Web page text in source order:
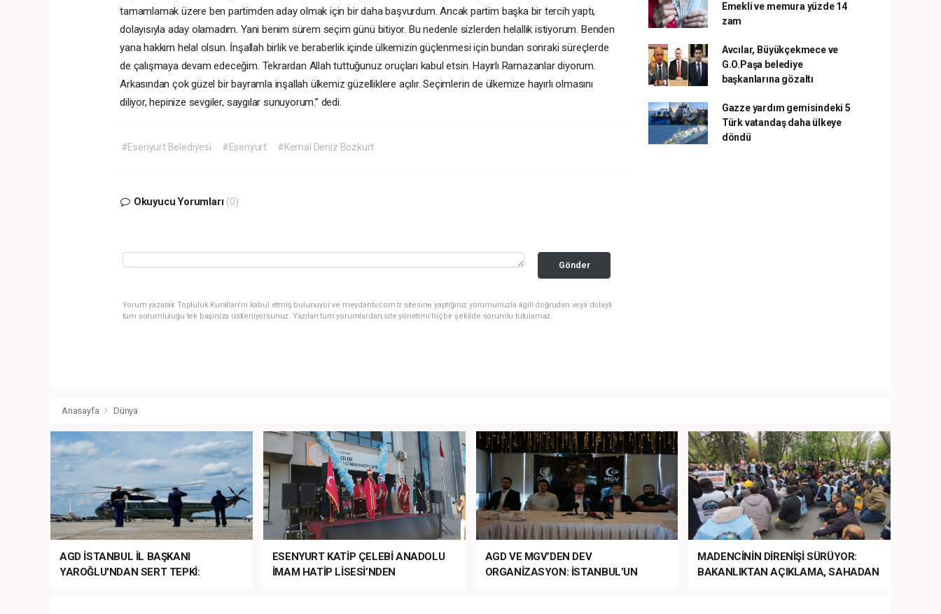
tamamlamak üzere ben partimden aday olmak için bir daha başvurdum. Ancak partim başka bir tercih yaptı,
dolayısıyla aday olamadım. Yani benim sürem seçim günü bitiyor. Bu nedenle sizlerden helallik istiyorum. Benden
yana hakkım helal olsun. İnşallah birlik ve beraberlik içinde ülkemizin güçlenmesi için bundan sonraki süreçlerde
de çalışmaya devam edeceğim. Tekrardan Allah tuttuğunuz oruçları kabul etsin. Hayırlı Ramazanlar diyorum.
Arkasından çok güzel bir bayramla inşallah ülkemiz güzelliklere açılır. Seçimlerin de ülkemize hayırlı olmasını
diliyor, hepinize sevgiler, saygılar sunuyorum.” dedi.
#Esenyurt Belediyesi #Esenyurt #Kemal Deniz Bozkurt
Okuyucu Yorumları (0)
Gönder
Yorum yazarak Topluluk Kuralları’nı kabul etmiş bulunuyor ve meydantv.com.tr sitesine yaptığınız yorumunuzla ilgili doğrudan veya dolaylı
tüm sorumluluğu tek başınıza üstleniyorsunuz. Yazılan tüm yorumlardan site yönetimi hiçbir şekilde sorumlu tutulamaz.
Emekli ve memura yüzde 14
zam
Avcılar, Büyükçekmece ve
G.O.Paşa belediye
başkanlarına gözaltı
Gazze yardım gemisindeki 5
Türk vatandaş daha ülkeye
döndü
Anasayfa Dünya
AGD İSTANBUL İL BAŞKANI
YAROĞLU'NDAN SERT TEPKİ:
ESENYURT KATİP ÇELEBİ ANADOLU
İMAM HATİP LİSESİ’NDEN
AGD VE MGV’DEN DEV
ORGANİZASYON: İSTANBUL’UN
MADENCİNİN DİRENİŞİ SÜRÜYOR:
BAKANLIKTAN AÇIKLAMA, SAHADAN